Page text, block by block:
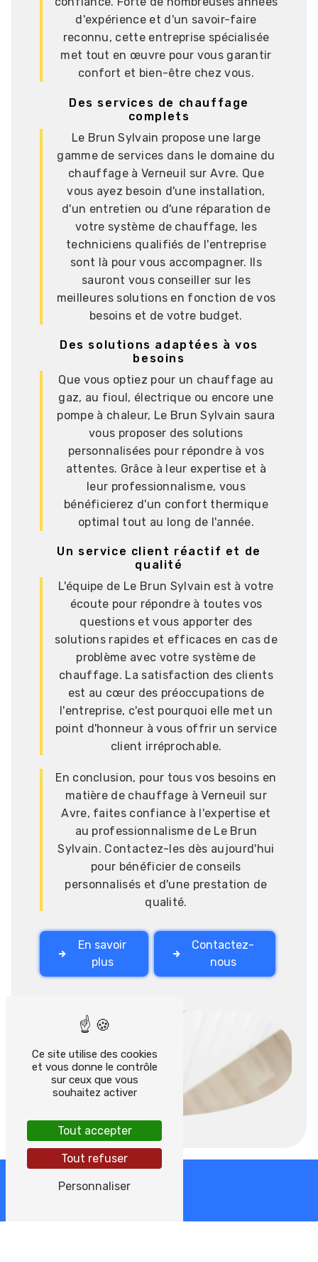
d'expérience et d'un savoir-faire
reconnu, cette entreprise spécialisée
met tout en œuvre pour vous garantir
confort et bien-être chez vous.
Des services de chauffage
complets
Le Brun Sylvain propose une large
gamme de services dans le domaine du
chauffage à Verneuil sur Avre. Que
vous ayez besoin d'une installation,
d'un entretien ou d'une réparation de
votre système de chauffage, les
techniciens qualifiés de l'entreprise
sont là pour vous accompagner. Ils
sauront vous conseiller sur les
meilleures solutions en fonction de vos
besoins et de votre budget.
Des solutions adaptées à vos
besoins
Que vous optiez pour un chauffage au
gaz, au fioul, électrique ou encore une
pompe à chaleur, Le Brun Sylvain saura
vous proposer des solutions
personnalisées pour répondre à vos
attentes. Grâce à leur expertise et à
leur professionnalisme, vous
bénéficierez d'un confort thermique
optimal tout au long de l'année.
Un service client réactif et de
qualité
L'équipe de Le Brun Sylvain est à votre
écoute pour répondre à toutes vos
questions et vous apporter des
solutions rapides et efficaces en cas de
problème avec votre système de
chauffage. La satisfaction des clients
est au cœur des préoccupations de
l'entreprise, c'est pourquoi elle met un
point d'honneur à vous offrir un service
client irréprochable.
En conclusion, pour tous vos besoins en
matière de chauffage à Verneuil sur
Avre, faites confiance à l'expertise et
au professionnalisme de Le Brun
Sylvain. Contactez-les dès aujourd'hui
pour bénéficier de conseils
personnalisés et d'une prestation de
qualité.
En savoir
plus
Contactez-
nous
Ce site utilise des cookies
et vous donne le contrôle
sur ceux que vous
souhaitez activer
Tout accepter
Tout refuser
Personnaliser